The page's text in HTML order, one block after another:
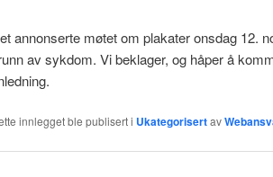
annonserte møtet om plakater onsdag 12.
av sykdom. Vi beklager, og håper å
innlegget ble publisert i Ukategorisertav